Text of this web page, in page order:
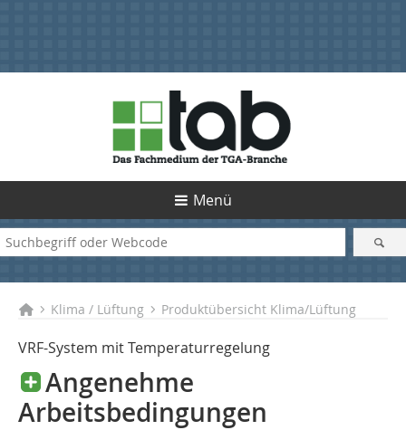
Menü
Klima / Lüftung Produktübersicht Klima/Lüftung
VRF-System mit Temperaturregelung
Angenehme
Arbeitsbedingungen